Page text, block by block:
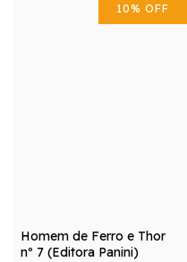
10% OFF
Homem de Ferro e Thor
nº 7 (Editora Panini)